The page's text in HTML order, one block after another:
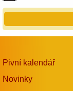
Pivní kalendář
Novinky